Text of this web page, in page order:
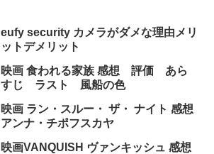
eufy security カメラがダメな理由メリ
ットデメリット
映画 食われる家族 感想 評価 あら
すじ ラスト 風船の色
映画 ラン・スルー・ ザ・ ナイト 感想
アンナ・チポフスカヤ
映画VANQUISH ヴァンキッシュ 感想